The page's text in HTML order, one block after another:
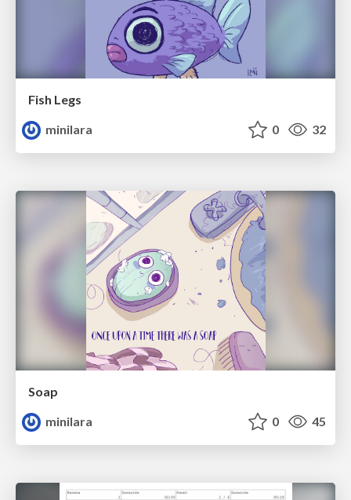
Fish Legs
minilara
0 32
Soap
minilara
0 45